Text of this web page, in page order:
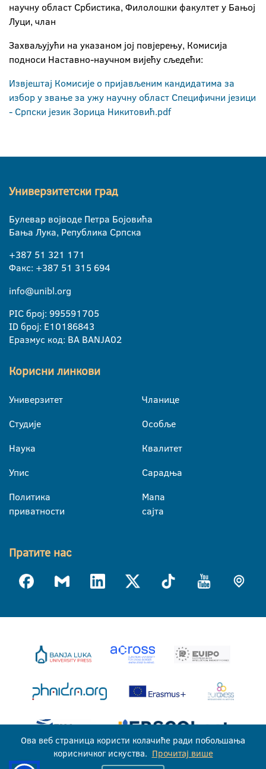
научну област Србистика, Филолошки факултет у Бањој
Луци, члан
Захваљујући на указаном јој повјерењу, Комисија
подноси Наставно-научном вијећу сљедећи:
Извјештај Комисије о пријављеним кандидатима за
избор у звање за ужу научну област Специфични језици
- Српски језик Зорица Никитовић.pdf
Универзитетски град
Булевар војводе Петра Бојовића
Бања Лука, Република Српска
+387 51 321 171
Факс: +387 51 315 694
info@unibl.org
PIC број: 995591705
ID број: E10186843
Еразмус код: BA BANJA02
Корисни линкови
Универзитет
Студије
Наука
Упис
Политика
приватности
Чланице
Особље
Квалитет
Сарадња
Мапа
сајта
Пратите нас
Ова веб страница користи колачиће ради побољшања
корисничког искуства. Прочитај више